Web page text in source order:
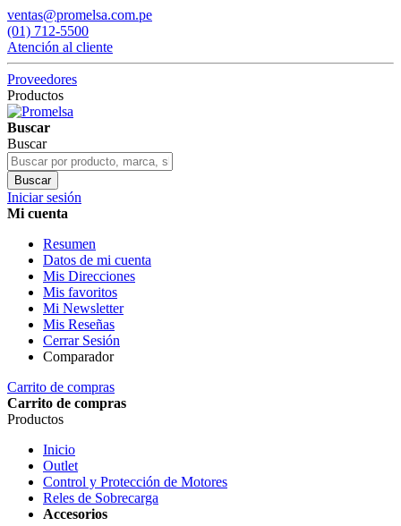
ventas@promelsa.com.pe
(01) 712-5500
Atención al cliente
Proveedores
Productos
Buscar
Buscar
Buscar
Iniciar sesión
Mi cuenta
Resumen
Datos de mi cuenta
Mis Direcciones
Mis favoritos
Mi Newsletter
Mis Reseñas
Cerrar Sesión
Comparador
Carrito de compras
Carrito de compras
Productos
Inicio
Outlet
Control y Protección de Motores
Reles de Sobrecarga
Accesorios